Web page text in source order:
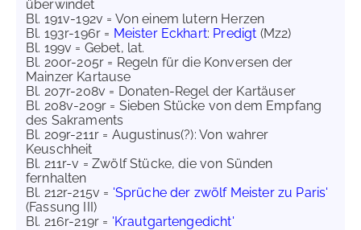
überwindet
Bl. 191v-192v = Von einem lutern Herzen
Bl. 193r-196r = Meister Eckhart: Predigt (Mz2)
Bl. 199v = Gebet, lat.
Bl. 200r-205r = Regeln für die Konversen der
Mainzer Kartause
Bl. 207r-208v = Donaten-Regel der Kartäuser
Bl. 208v-209r = Sieben Stücke von dem Empfang
des Sakraments
Bl. 209r-211r = Augustinus(?): Von wahrer
Keuschheit
Bl. 211r-v = Zwölf Stücke, die von Sünden
fernhalten
Bl. 212r-215v = 'Sprüche der zwölf Meister zu Paris'
(Fassung III)
Bl. 216r-219r = 'Krautgartengedicht'